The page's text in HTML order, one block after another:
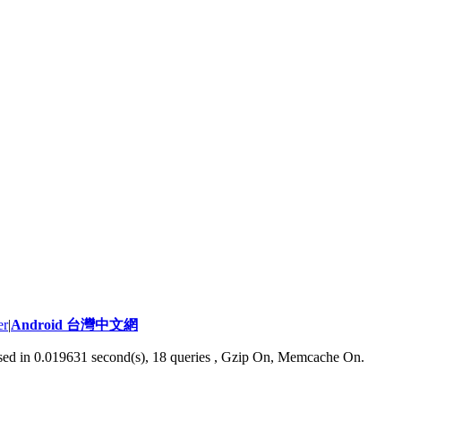
|Android 台灣中文網
in 0.019631 second(s), 18 queries , Gzip On, Memcache On.